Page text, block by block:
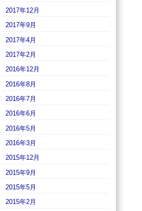
2017年12月
2017年9月
2017年4月
2017年2月
2016年12月
2016年8月
2016年7月
2016年6月
2016年5月
2016年3月
2015年12月
2015年9月
2015年5月
2015年2月